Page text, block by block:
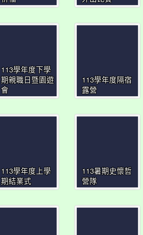
113學年度下學
期親職日暨園遊
會
113學年度隔宿
露營
113學年度上學
期結業式
113暑期史懷哲
營隊